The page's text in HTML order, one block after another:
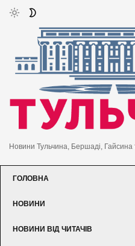
Новини Тульчина, Бершаді, Гайсина
ГОЛОВНА
НОВИНИ
НОВИНИ ВІД ЧИТАЧІВ